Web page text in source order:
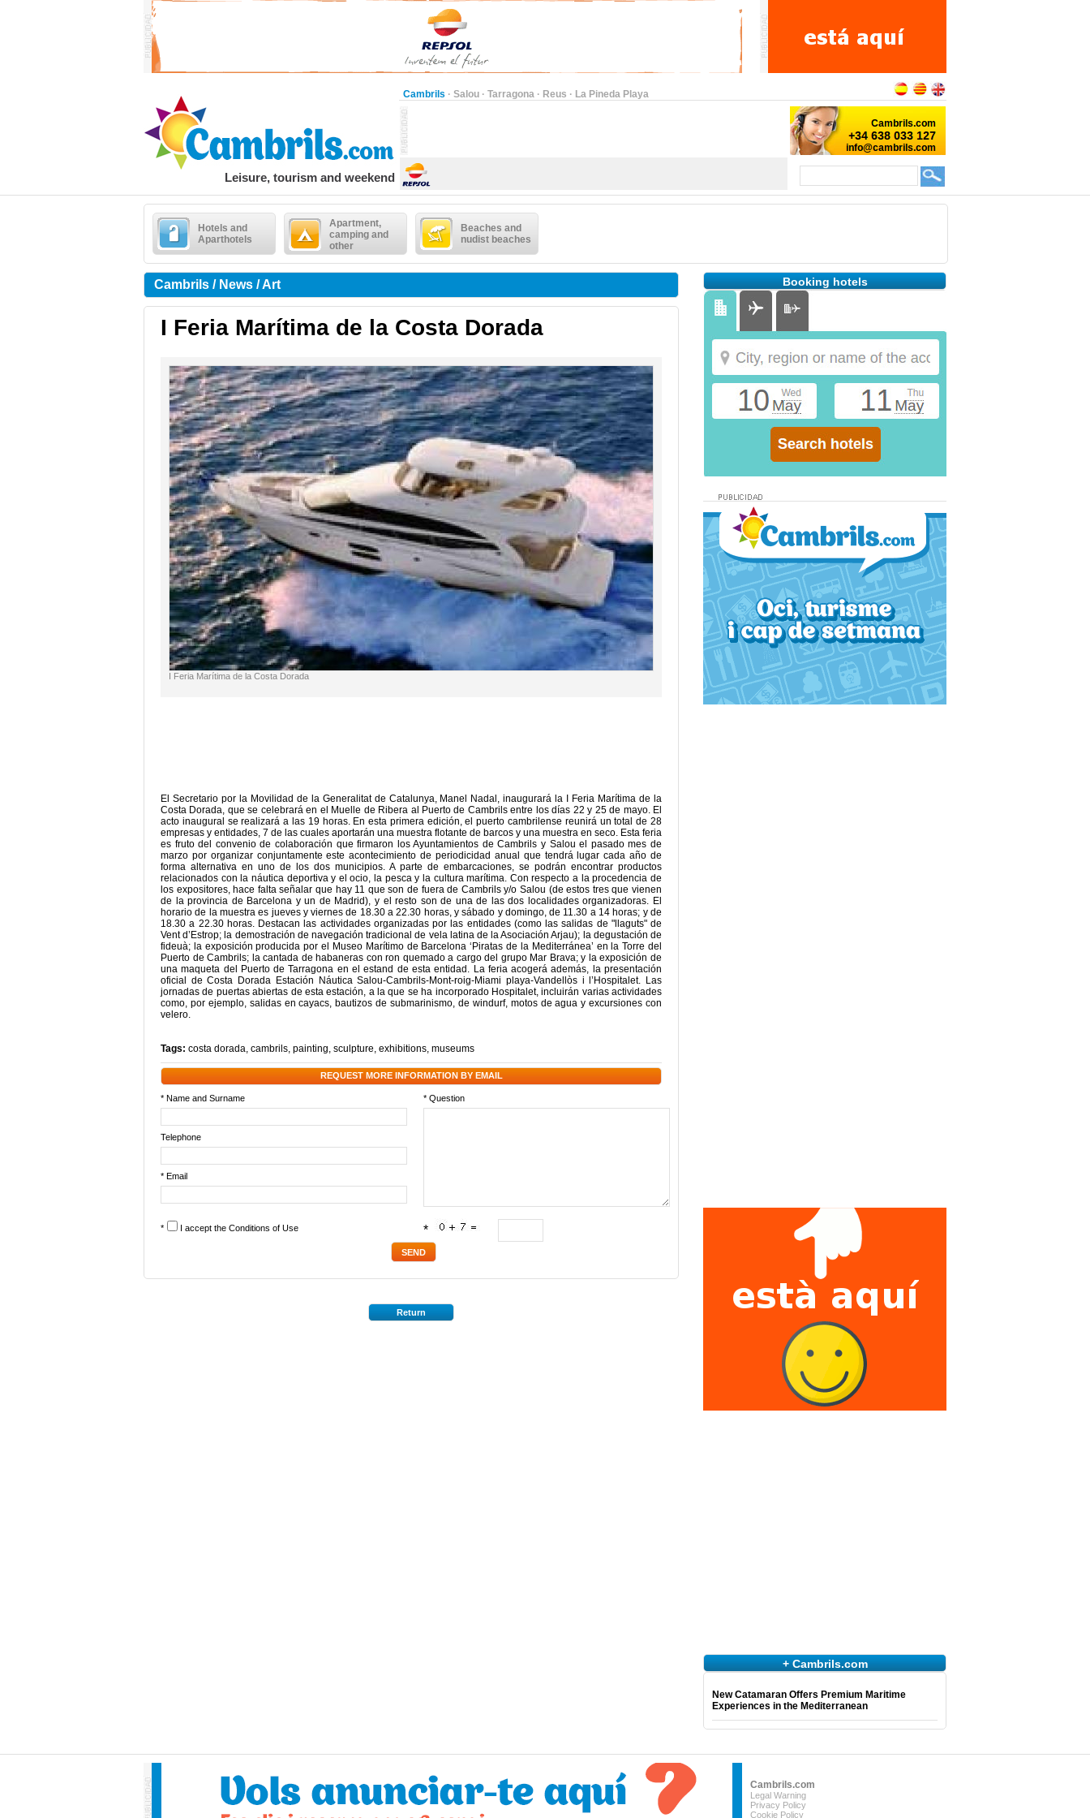
Cambrils · Salou · Tarragona · Reus · La Pineda Playa
Leisure, tourism and weekend
Hotels and
Aparthotels
Apartment,
camping and
other
Beaches and
nudist beaches
Cambrils / News / Art
I Feria Marítima de la Costa Dorada
I Feria Marítima de la Costa Dorada
El Secretario por la Movilidad de la Generalitat de Catalunya, Manel Nadal, inaugurará la I Feria Marítima de la
Costa Dorada, que se celebrará en el Muelle de Ribera al Puerto de Cambrils entre los días 22 y 25 de mayo. El
acto inaugural se realizará a las 19 horas. En esta primera edición, el puerto cambrilense reunirá un total de 28
empresas y entidades, 7 de las cuales aportarán una muestra flotante de barcos y una muestra en seco. Esta feria
es fruto del convenio de colaboración que firmaron los Ayuntamientos de Cambrils y Salou el pasado mes de
marzo por organizar conjuntamente este acontecimiento de periodicidad anual que tendrá lugar cada año de
forma alternativa en uno de los dos municipios. A parte de embarcaciones, se podrán encontrar productos
relacionados con la náutica deportiva y el ocio, la pesca y la cultura marítima. Con respecto a la procedencia de
los expositores, hace falta señalar que hay 11 que son de fuera de Cambrils y/o Salou (de estos tres que vienen
de la provincia de Barcelona y un de Madrid), y el resto son de una de las dos localidades organizadoras. El
horario de la muestra es jueves y viernes de 18.30 a 22.30 horas, y sábado y domingo, de 11.30 a 14 horas; y de
18.30 a 22.30 horas. Destacan las actividades organizadas por las entidades (como las salidas de "llaguts" de
Vent d’Estrop; la demostración de navegación tradicional de vela latina de la Asociación Arjau); la degustación de
fideuà; la exposición producida por el Museo Marítimo de Barcelona ‘Piratas de la Mediterránea’ en la Torre del
Puerto de Cambrils; la cantada de habaneras con ron quemado a cargo del grupo Mar Brava; y la exposición de
una maqueta del Puerto de Tarragona en el estand de esta entidad. La feria acogerá además, la presentación
oficial de Costa Dorada Estación Náutica Salou-Cambrils-Mont-roig-Miami playa-Vandellòs i l’Hospitalet. Las
jornadas de puertas abiertas de esta estación, a la que se ha incorporado Hospitalet, incluirán varias actividades
como, por ejemplo, salidas en cayacs, bautizos de submarinismo, de windurf, motos de agua y excursiones con
velero.
Tags: costa dorada, cambrils, painting, sculpture, exhibitions, museums
REQUEST MORE INFORMATION BY EMAIL
* Name and Surname * Question
Telephone
* Email
* I accept the Conditions of Use *
Return
Booking hotels
+ Cambrils.com
New Catamaran Offers Premium Maritime
Experiences in the Mediterranean
Cambrils.com
Legal Warning
Privacy Policy
Cookie Policy